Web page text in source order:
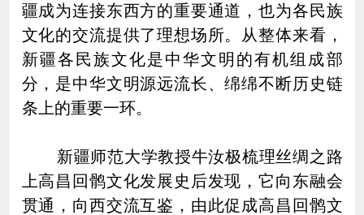
疆成为连接东西方的重要通道，也为各民族
文化的交流提供了理想场所。从整体来看，
新疆各民族文化是中华文明的有机组成部
分，是中华文明源远流长、绵绵不断历史链
条上的重要一环。
新疆师范大学教授牛汝极梳理丝绸之路
上高昌回鹘文化发展史后发现，它向东融会
贯通，向西交流互鉴，由此促成高昌回鹘文